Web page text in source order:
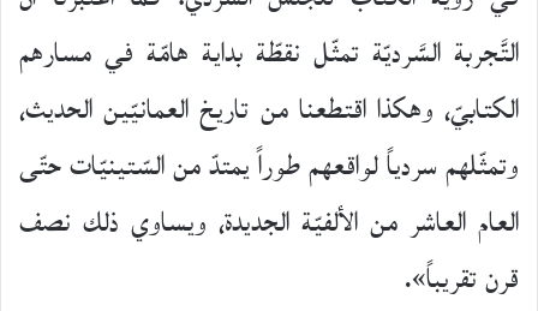
التَّجربة السَّرديّة تمثّل نقطّة بداية هامّة في مسارهم
الكتابيّ، وهكذا اقتطعنا من تاريخ العمانيّين الحديث،
وتمثّلهم سردياً لواقعهم طوراً يمتدّ من السّتينيّات حتّى
العام العاشر من الألفيّة الجديدة، ويساوي ذلك نصف
قرن تقريباً».